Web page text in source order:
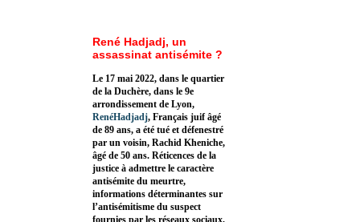
René Hadjadj, un
assassinat antisémite ?
Le 17 mai 2022, dans le quartier
de la Duchère, dans le 9e
arrondissement de Lyon,
RenéHadjadj, Français juif âgé
de 89 ans, a été tué et défenestré
par un voisin, Rachid Kheniche,
âgé de 50 ans. Réticences de la
justice à admettre le caractère
antisémite du meurtre,
informations déterminantes sur
l’antisémitisme du suspect
fournies par les réseaux sociaux,